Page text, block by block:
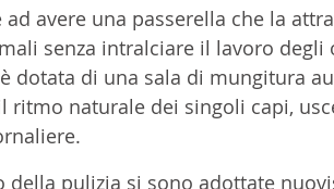
ad avere una passerella che la
senza intralciare il lavoro
dotata di una sala di mungitura
ritmo naturale dei singoli capi,
della pulizia si sono adottate